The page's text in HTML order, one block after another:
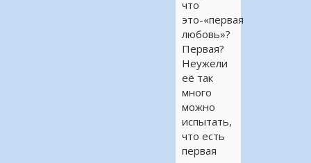
что
это-«первая
любовь»?
Первая?
Неужели
её так
много
можно
испытать,
что есть
первая